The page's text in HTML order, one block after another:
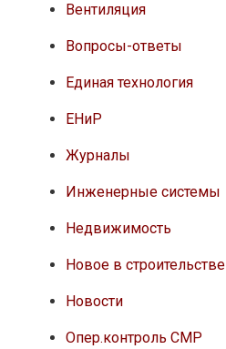
Вентиляция
Вопросы-ответы
Единая технология
ЕНиР
Журналы
Инженерные системы
Недвижимость
Новое в строительстве
Новости
Опер.контроль СМР